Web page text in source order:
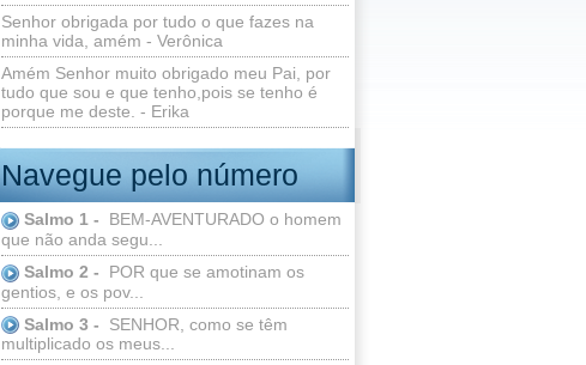
Senhor obrigada por tudo o que fazes na
minha vida, amém - Verônica
Amém Senhor muito obrigado meu Pai, por
tudo que sou e que tenho,pois se tenho é
porque me deste. - Erika
Navegue pelo número
Salmo 1 -
BEM-AVENTURADO o homem
que não anda segu...
Salmo 2 -
POR que se amotinam os
gentios, e os pov...
Salmo 3 -
SENHOR, como se têm
multiplicado os meus...